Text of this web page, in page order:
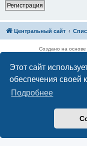
Этот сайт
обеспечения своей
Подробнее
Регистрация
Центральный сайт
Создано на основе